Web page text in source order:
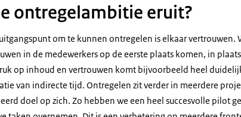
ontregelambitie eruit?
om te kunnen ontregelen is elkaar vertrouwen.
in de medewerkers op de eerste plaats komen, in
op inhoud en vertrouwen komt bijvoorbeeld heel
van indirecte tijd. Ontregelen zit verder in meerdere
doel op zich. Zo hebben we een heel succesvolle pilot